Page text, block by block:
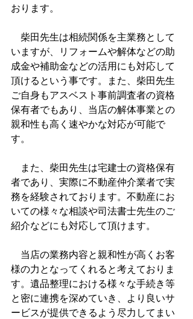
おります。
柴田先生は相続関係を主業務として
いますが、リフォームや解体などの助
成金や補助金などの活用にも対応して
頂けるという事です。また、柴田先生
ご自身もアスベスト事前調査者の資格
保有者でもあり、当店の解体事業との
親和性も高く速やかな対応が可能で
す。
また、柴田先生は宅建士の資格保有
者であり、実際に不動産仲介業者で実
務を経験されております。不動産にお
いての様々な相談や司法書士先生のご
紹介などにも対応して頂けます。
当店の業務内容と親和性が高くお客
様の力となってくれると考えておりま
す。遺品整理における様々な手続き等
と密に連携を深めていき、より良いサ
ービスが提供できるよう尽力してまい